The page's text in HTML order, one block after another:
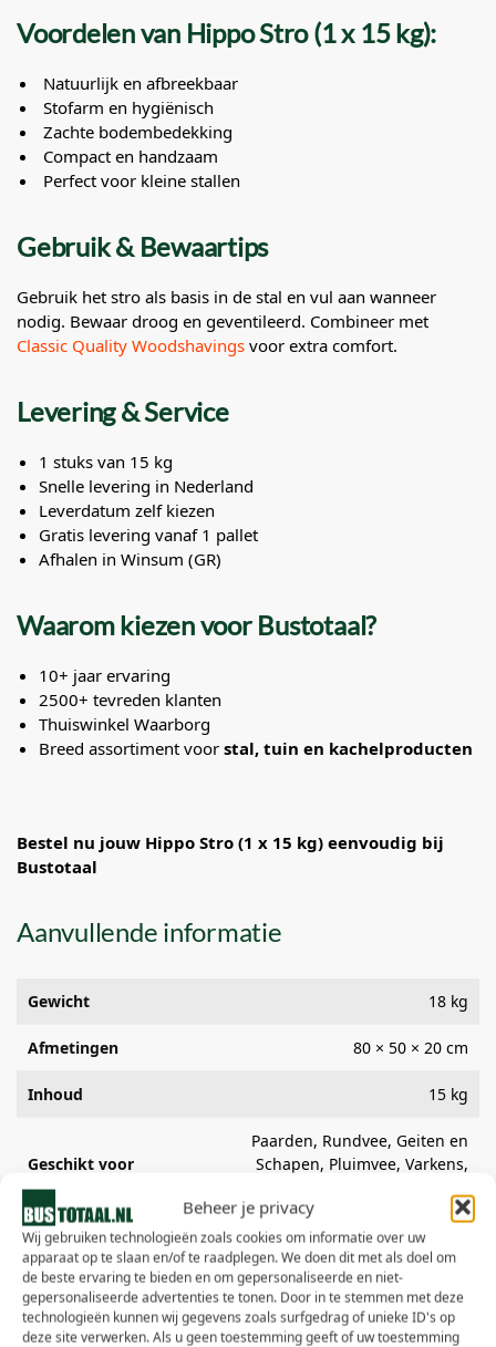
Beheer je privacy
Wij gebruiken technologieën zoals cookies om informatie over uw
apparaat op te slaan en/of te raadplegen. We doen dit met als doel om
de beste ervaring te bieden en om gepersonaliseerde en niet-
gepersonaliseerde advertenties te tonen. Door in te stemmen met deze
technologieën kunnen wij gegevens zoals surfgedrag of unieke ID's op
deze site verwerken. Als u geen toestemming geeft of uw toestemming
Voordelen van Hippo Stro (1 x 15 kg):
Natuurlijk en afbreekbaar
Stofarm en hygiënisch
Zachte bodembedekking
Compact en handzaam
Perfect voor kleine stallen
Gebruik & Bewaartips
Gebruik het stro als basis in de stal en vul aan wanneer
nodig. Bewaar droog en geventileerd. Combineer met
Classic Quality Woodshavings voor extra comfort.
Levering & Service
1 stuks van 15 kg
Snelle levering in Nederland
Leverdatum zelf kiezen
Gratis levering vanaf 1 pallet
Afhalen in Winsum (GR)
Waarom kiezen voor Bustotaal?
10+ jaar ervaring
2500+ tevreden klanten
Thuiswinkel Waarborg
Breed assortiment voor stal, tuin en kachelproducten
Bestel nu jouw Hippo Stro (1 x 15 kg) eenvoudig bij
Bustotaal
Aanvullende informatie
Gewicht 18 kg
Afmetingen 80 × 50 × 20 cm
Inhoud 15 kg
Geschikt voor
Paarden, Rundvee, Geiten en
Schapen, Pluimvee, Varkens,
Gebruik Stalstrooisel én voederstro
Verzendwijze
Warehouse Eigen Magazijn